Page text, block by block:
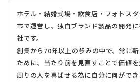
ホテル・結婚式場・飲食店・フォトス
市で運営し、独自ブランド製品の開発
社です。
創業から70年以上の歩みの中で、常に
ために、当たり前を見直すことで価値を
周りの人を喜ばせる為に自分に何がで